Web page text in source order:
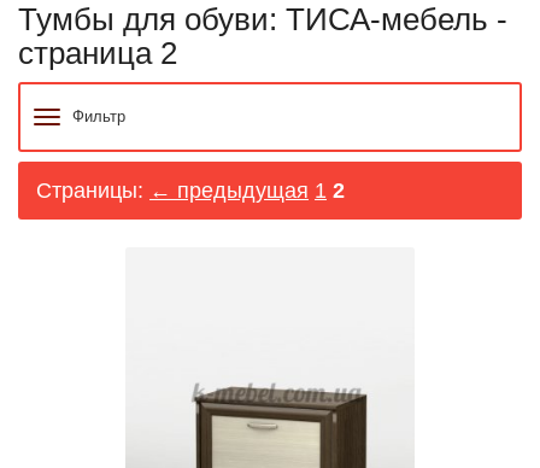
Тумбы для обуви: ТИСА-мебель -
страница 2
Фильтр
Страницы: ← предыдущая 1 2